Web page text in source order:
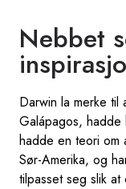
Nebbet
Darwin la merke til
Galápagos,
hadde en teori om
Sør-Amerika, og
tilpasset seg slik